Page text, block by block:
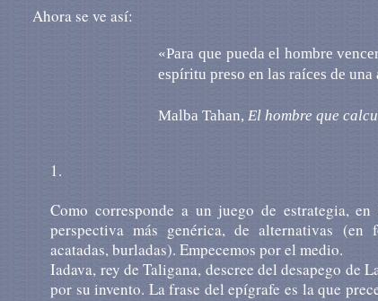
Ahora se ve así:
«Para que pueda el hombre
espíritu preso en las raíces de
Malba Tahan, El hombre que
1.
Como corresponde a un juego de estrategia,
perspectiva más genérica, de alternativas (en
acatadas, burladas). Empecemos por el medio.
Iadava, rey de Taligana, descree del desapego de
por su invento. La frase del epígrafe es la que